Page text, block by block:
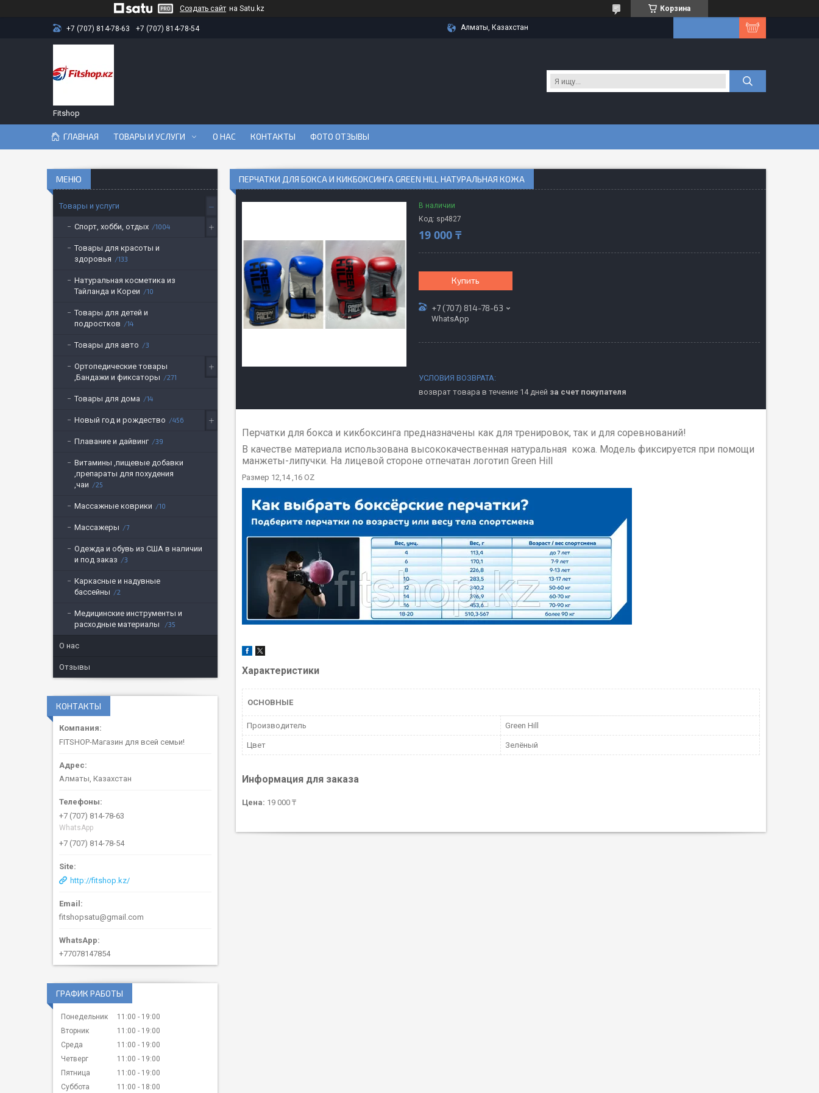
Создать сайт на Satu.kz Корзина
+7 (707) 814-78-63 +7 (707) 814-78-54 Алматы, Казахстан
Fitshop
ГЛАВНАЯ ТОВАРЫ И УСЛУГИ О НАС КОНТАКТЫ ФОТО ОТЗЫВЫ
ПЕРЧАТКИ ДЛЯ БОКСА И КИКБОКСИНГА GREEN HILL НАТУРАЛЬНАЯ КОЖА
В наличии
Код: sp4827
19 000 ₸
Купить
+7 (707) 814-78-63
WhatsApp
возврат товара в течение 14 дней за счет покупателя
Перчатки для бокса и кикбоксинга предназначены как для тренировок, так и для соревнований!
В качестве материала использована высококачественная натуральная кожа. Модель фиксируется при помощи
манжеты-липучки. На лицевой стороне отпечатан логотип Green Hill
Размер 12,14 ,16 OZ
Характеристики
ОСНОВНЫЕ
Производитель Green Hill
Цвет Зелёный
Информация для заказа
Цена: 19 000 ₸
Товары и услуги
Спорт, хобби, отдых 1004
Товары для красоты и
здоровья
133
Натуральная косметика из
Тайланда и Кореи
10
Товары для детей и
подростков
14
Товары для авто 3
Ортопедические товары
,Бандажи и фиксаторы
271
Товары для дома 14
Новый год и рождество 456
Плавание и дайвинг 39
Витамины ,пищевые добавки
,препараты для похудения
,чаи
25
Массажные коврики 10
Массажеры 7
Одежда и обувь из США в наличии
и под заказ
3
Каркасные и надувные
бассейны
2
Медицинские инструменты и
расходные материалы
35
О нас
Отзывы
КОНТАКТЫ
FITSHOP-Магазин для всей семьи!
Алматы, Казахстан
+7 (707) 814-78-63
WhatsApp
+7 (707) 814-78-54
http://fitshop.kz/
fitshopsatu@gmail.com
+77078147854
ГРАФИК РАБОТЫ
Понедельник 11:00
19:00
Вторник
11:00
19:00
Среда
11:00
19:00
Четверг
11:00
19:00
Пятница
11:00
19:00
Суббота
11:00 18:00